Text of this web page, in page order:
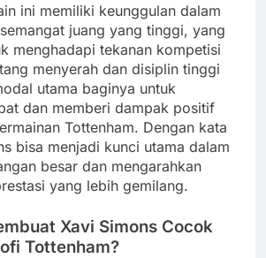
ini memiliki keunggulan dalam
juang yang tinggi, yang
menghadapi tekanan kompetisi
menyerah dan disiplin tinggi
utama baginya untuk
dan memberi dampak positif
Tottenham. Dengan kata
bisa menjadi kunci utama dalam
besar dan mengarahkan
yang lebih gemilang.
Xavi Simons Cocok
Tottenham?